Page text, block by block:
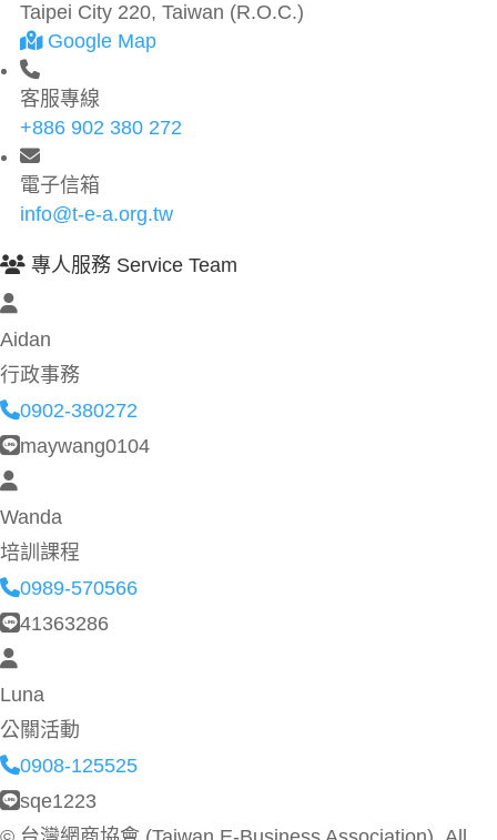
Taipei City 220, Taiwan (R.O.C.)
Google Map
客服專線
+886 902 380 272
電子信箱
info@t-e-a.org.tw
專人服務 Service Team
Aidan
行政事務
0902-380272
maywang0104
Wanda
培訓課程
0989-570566
41363286
Luna
公關活動
0908-125525
sqe1223